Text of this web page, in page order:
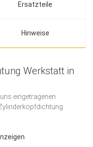
Ersatzteile
Hinweise
Werkstatt in
eingetragenen